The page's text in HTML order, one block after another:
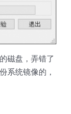
磁盘，弄错了
系统镜像的，